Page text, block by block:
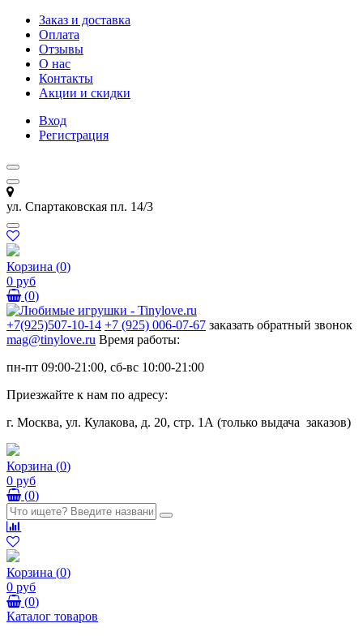
Заказ и доставка
Оплата
Отзывы
О нас
Контакты
Акции и скидки
Вход
Регистрация
ул. Спартаковская пл. 14/3
Корзина (0)
0 руб
(0)
+7(925)507-10-14 +7 (925) 006-07-67 заказать обратный звонок
mag@tinylove.ru Время работы:
пн-пт 09:00-21:00, сб-вс 10:00-21:00
Приезжайте к нам по адресу:
г. Москва, ул. Кулакова, д. 20, стр. 1А (только выдача заказов)
Корзина (0)
0 руб
(0)
Корзина (0)
0 руб
(0)
Каталог товаров